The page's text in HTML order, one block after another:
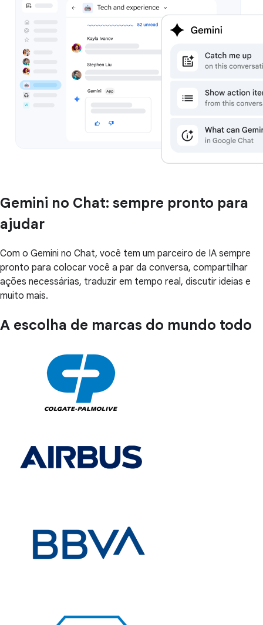
Gemini no Chat: sempre pronto para
ajudar
Com o Gemini no Chat, você tem um parceiro de IA sempre
pronto para colocar você a par da conversa, compartilhar
ações necessárias, traduzir em tempo real, discutir ideias e
muito mais.
A escolha de marcas do mundo todo